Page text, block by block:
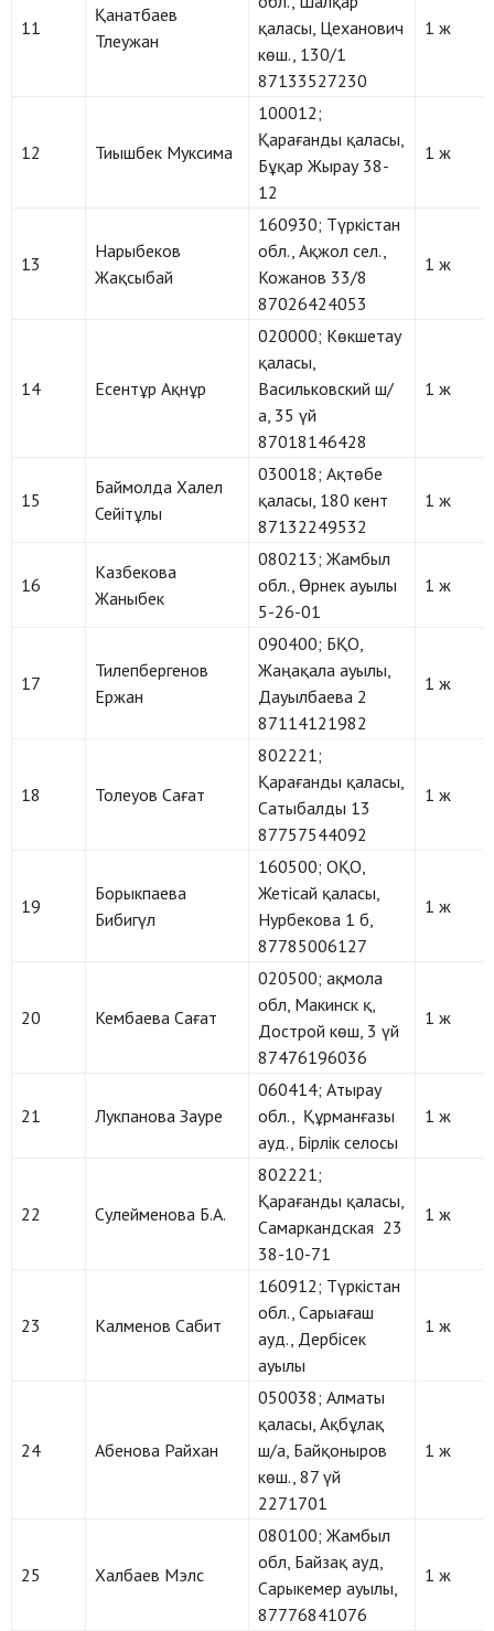
11
Қанатбаев
Тлеужан
қаласы, Цеханович
көш., 130/1
87133527230
1 ж
12 Тиышбек Муксима
100012;
Қарағанды қаласы,
Бұқар Жырау 38-
12
1 ж
13
Нарыбеков
Жақсыбай
160930; Түркістан
обл., Ақжол сел.,
Кожанов 33/8
87026424053
1 ж
14 Есентұр Ақнұр
020000; Көкшетау
қаласы,
Васильковский ш/
а, 35 үй
87018146428
1 ж
15
Баймолда Халел
Сейітұлы
030018; Ақтөбе
қаласы, 180 кент
87132249532
1 ж
16
Казбекова
Жаныбек
080213; Жамбыл
обл., Өрнек ауылы
5-26-01
1 ж
17
Тилепбергенов
Ержан
090400; БҚО,
Жаңақала ауылы,
Дауылбаева 2
87114121982
1 ж
18 Толеуов Сағат
802221;
Қарағанды қаласы,
Сатыбалды 13
87757544092
1 ж
19
Борыкпаева
Бибигүл
160500; ОҚО,
Жетісай қаласы,
Нурбекова 1 б,
87785006127
1 ж
20 Кембаева Сағат
020500; ақмола
обл, Макинск қ,
Дострой көш, 3 үй
87476196036
1 ж
21 Лукпанова Зауре
060414; Атырау
обл., Құрманғазы
ауд., Бірлік селосы
1 ж
22 Сулейменова Б.А.
802221;
Қарағанды қаласы,
Самаркандская 23
38-10-71
1 ж
23 Калменов Сабит
160912; Түркістан
обл., Сарыағаш
ауд., Дербісек
ауылы
1 ж
24 Абенова Райхан
050038; Алматы
қаласы, Ақбұлақ
ш/а, Байқоныров
көш., 87 үй
2271701
1 ж
25 Халбаев Мэлс
080100; Жамбыл
обл, Байзақ ауд,
Сарыкемер ауылы,
87776841076
1 ж